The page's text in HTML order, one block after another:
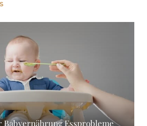
Babyernährung Essprobleme